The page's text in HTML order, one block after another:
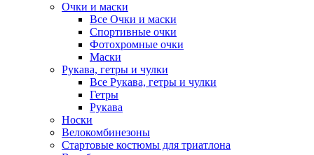
Очки и маски
Все Очки и маски
Спортивные очки
Фотохромные очки
Маски
Рукава, гетры и чулки
Все Рукава, гетры и чулки
Гетры
Рукава
Носки
Велокомбинезоны
Стартовые костюмы для триатлона